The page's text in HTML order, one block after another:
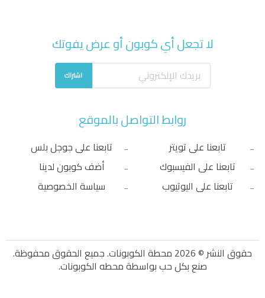
لا تجعل أي كوبون أو عرض يفوتك
اشتراك
روابط التواصل بالموقع
تابعنا على تويتر
تابعنا على الفيسبوك
تابعنا على اليوتيوب
تابعنا على جوجل بلس
أضف كوبون لدينا
سياسة الخصوصية
حقوق النشر © 2026 محطة الكوبونات. جميع الحقوق محفوظة.
صنع بكل حب بواسطةمحطه الكوبونات.